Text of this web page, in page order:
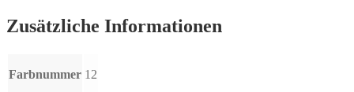
Zusätzliche Informationen
Farbnummer 12